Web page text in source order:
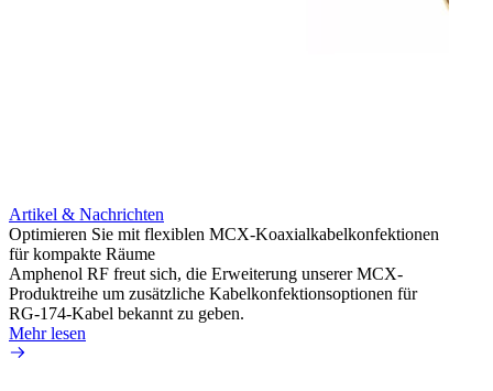
Artikel & Nachrichten
Optimieren Sie mit flexiblen MCX-Koaxialkabelkonfektionen
für kompakte Räume
Amphenol RF freut sich, die Erweiterung unserer MCX-
Produktreihe um zusätzliche Kabelkonfektionsoptionen für
RG-174-Kabel bekannt zu geben.
Mehr lesen